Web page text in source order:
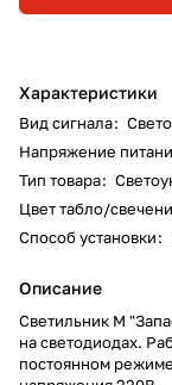
Характеристики
Вид сигнала:
Напряжение
Тип товара:
Цвет табло/
Способ установки:
Описание
Светильник М
на светодиодах.
постоянном